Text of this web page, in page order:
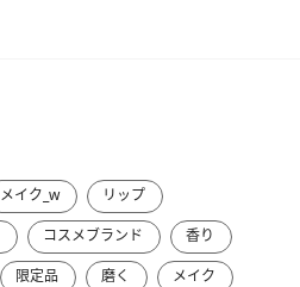
メイク_w
リップ
コスメブランド
香り
限定品 磨く メイク